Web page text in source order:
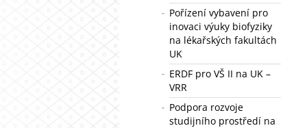
Pořízení vybavení pro
inovaci výuky biofyziky
na lékařských fakultách
UK
ERDF pro VŠ II na UK –
VRR
Podpora rozvoje
studijního prostředí na